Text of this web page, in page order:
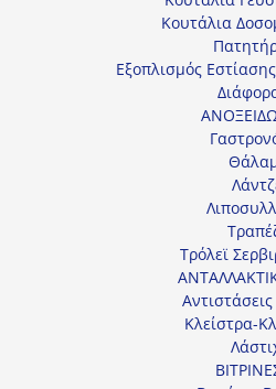
Κουτάλια
Εξοπλισμός
Τρόλεϊ
Κλείστρα-